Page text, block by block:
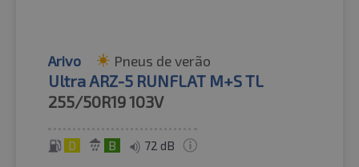
Arivo Pneus de verão
Ultra ARZ-5 RUNFLAT M+S TL
255/50R19103V
D B 72 dB